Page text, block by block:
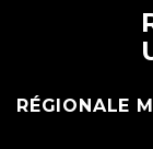
RÉGIONALE